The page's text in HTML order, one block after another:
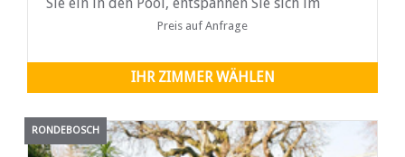
sprudelnden Whirlpool, spielen Sie Klavier,
schwitzen Sie im Fitnessstudio und genießen
sich auch bei einer Partie Billard oder
Tischtennis messen.
Preis auf Anfrage
IHR ZIMMER WÄHLEN
RONDEBOSCH